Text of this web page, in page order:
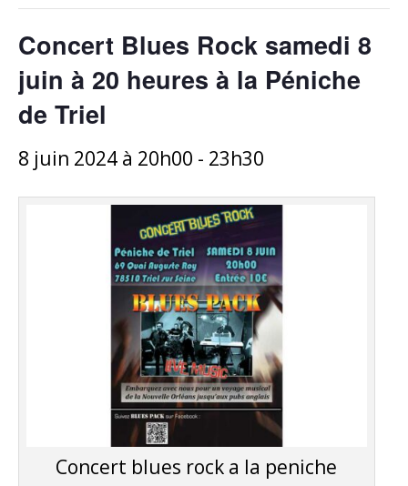
Concert Blues Rock samedi 8
juin à 20 heures à la Péniche
de Triel
8 juin 2024 à 20h00 - 23h30
Concert blues rock a la peniche